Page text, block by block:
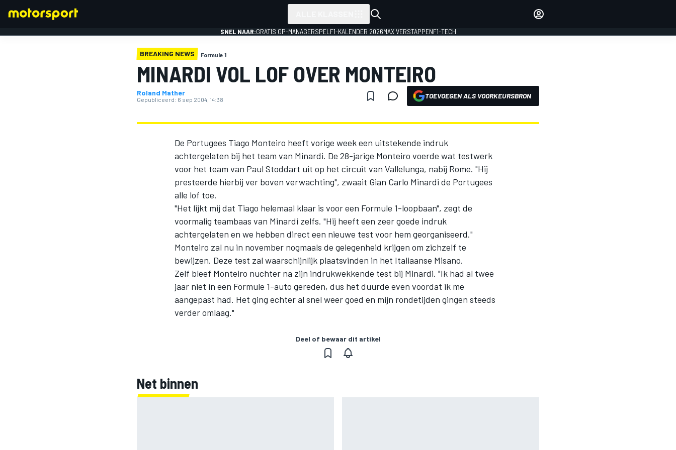
SNEL NAAR:GRATIS GP-MANAGERSPEL F1-KALENDER 2026MAX VERSTAPPENF1-TECH
BREAKING NEWS Formule 1
MINARDI VOL LOF OVER MONTEIRO
Roland Mather
Gepubliceerd: 6 sep 2004, 14:38 TOEVOEGEN ALS VOORKEURSBRON
De Portugees Tiago Monteiro heeft vorige week een uitstekende indruk
achtergelaten bij het team van Minardi. De 28-jarige Monteiro voerde wat testwerk
voor het team van Paul Stoddart uit op het circuit van Vallelunga, nabij Rome. "Hij
presteerde hierbij ver boven verwachting", zwaait Gian Carlo Minardi de Portugees
alle lof toe.
"Het lijkt mij dat Tiago helemaal klaar is voor een Formule 1-loopbaan", zegt de
voormalig teambaas van Minardi zelfs. "Hij heeft een zeer goede indruk
achtergelaten en we hebben direct een nieuwe test voor hem georganiseerd."
Monteiro zal nu in november nogmaals de gelegenheid krijgen om zichzelf te
bewijzen. Deze test zal waarschijnlijk plaatsvinden in het Italiaanse Misano.
Zelf bleef Monteiro nuchter na zijn indrukwekkende test bij Minardi. "Ik had al twee
jaar niet in een Formule 1-auto gereden, dus het duurde even voordat ik me
aangepast had. Het ging echter al snel weer goed en mijn rondetijden gingen steeds
verder omlaag."
Deel of bewaar dit artikel
Net binnen